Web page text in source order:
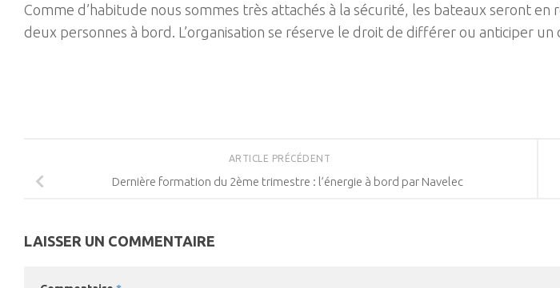
Comme d’habitude nous sommes très attachés à la sécurité, les bateaux seront
deux personnes à bord. L’organisation se réserve le droit de différer ou anticiper
ARTICLE PRÉCÉDENT
Dernière formation du 2ème trimestre : l’énergie à bord par Navelec
LAISSER UN COMMENTAIRE